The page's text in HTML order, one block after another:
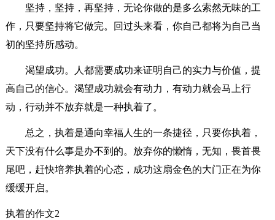
坚持，坚持，再坚持，无论你做的是多么索然无味的工
作，只要坚持将它做完。回过头来看，你自己都将为自己当
初的坚持所感动。
渴望成功。人都需要成功来证明自己的实力与价值，提
高自己的信心。渴望成功就会有动力，有动力就会马上行
动，行动并不放弃就是一种执着了。
总之，执着是通向幸福人生的一条捷径，只要你执着，
天下没有什么事是办不到的。放弃你的懒惰，无知，畏首畏
尾吧，赶快培养执着的心态，成功这扇金色的大门正在为你
缓缓开启。
执着的作文2